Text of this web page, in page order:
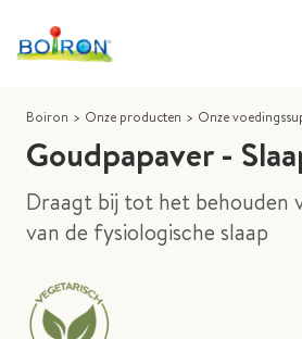
Boiron > Onze producten > Onze
Goudpapaver -
Draagt bij tot het behouden
van de fysiologische slaap